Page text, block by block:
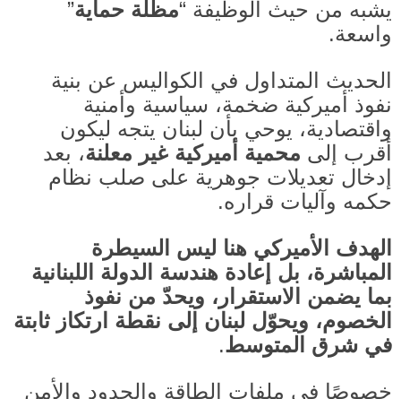
يشبه من حيث الوظيفة “مظلّة حماية”
واسعة.
الحديث المتداول في الكواليس عن بنية
نفوذ أميركية ضخمة، سياسية وأمنية
واقتصادية، يوحي بأن لبنان يتجه ليكون
أقرب إلى محمية أميركية غير معلنة، بعد
إدخال تعديلات جوهرية على صلب نظام
حكمه وآليات قراره.
الهدف الأميركي هنا ليس السيطرة
المباشرة، بل إعادة هندسة الدولة اللبنانية
بما يضمن الاستقرار، ويحدّ من نفوذ
الخصوم، ويحوّل لبنان إلى نقطة ارتكاز ثابتة
في شرق المتوسط.
خصوصًا في ملفات الطاقة والحدود والأمن